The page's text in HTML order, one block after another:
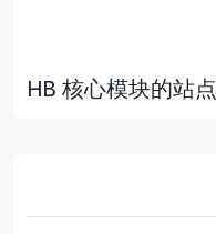
HB 核心模块的站